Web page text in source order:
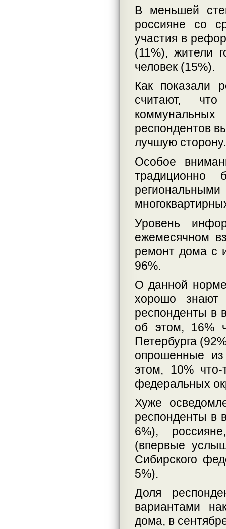
В меньшей
россияне со
участия в
(11%), жители
человек (15%).
Как показали
считают, что
респондентов
лучшую сторону.
Особое
традиционно
Уровень
ежемесячном
ремонт дома с
96%.
О данной
хорошо
респонденты в
об этом, 16%
Петербурга
опрошенные
этом, 10%
федеральных
Хуже
респонденты в
6%),
(впервые
Сибирского
5%).
Доля
вариантами
дома, в